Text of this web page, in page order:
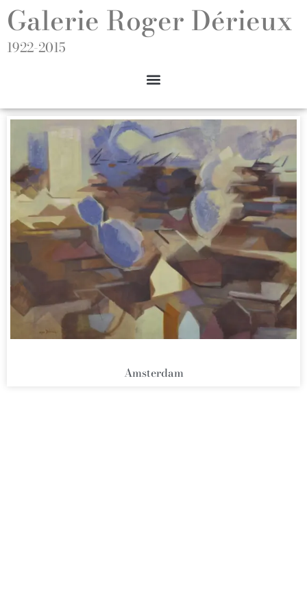
Galerie Roger Dérieux
1922-2015
Amsterdam